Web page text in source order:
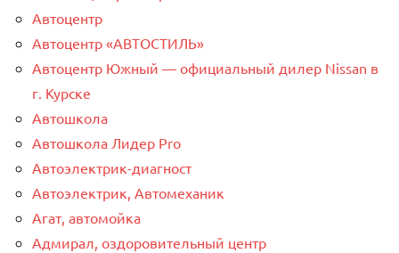
Автоцентр
Автоцентр «АВТОСТИЛЬ»
Автоцентр Южный — официальный дилер Nissan в
г. Курске
Автошкола
Автошкола Лидер Pro
Автоэлектрик-диагност
Автоэлектрик, Автомеханик
Агат, автомойка
Адмирал, оздоровительный центр